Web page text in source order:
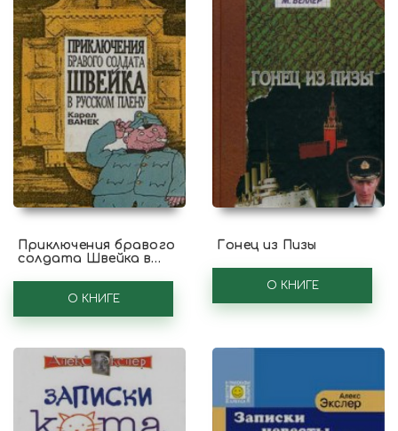
Приключения бравого
солдата Швейка в
О КНИГЕ
Гонец из Пизы
О КНИГЕ